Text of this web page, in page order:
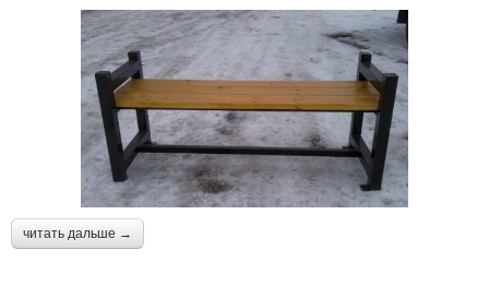
читать дальше →